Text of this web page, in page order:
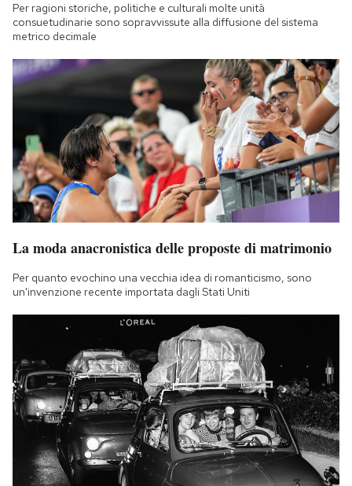
Per ragioni storiche, politiche e culturali molte unità
consuetudinarie sono sopravvissute alla diffusione del sistema
metrico decimale
La moda anacronistica delle proposte di matrimonio
Per quanto evochino una vecchia idea di romanticismo, sono
un'invenzione recente importata dagli Stati Uniti